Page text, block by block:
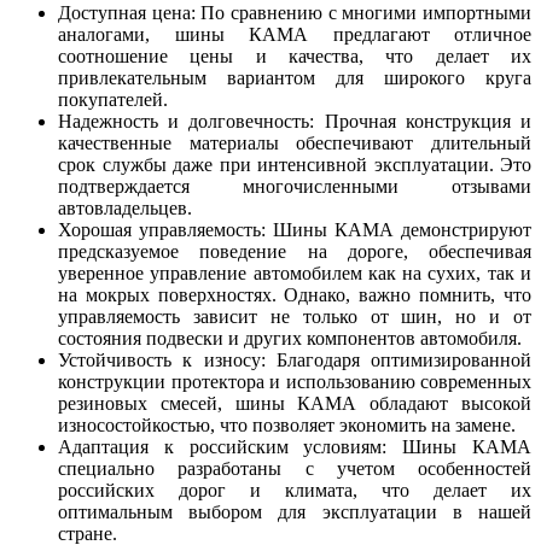
Доступная цена: По сравнению с многими импортными
аналогами, шины КАМА предлагают отличное
соотношение цены и качества, что делает их
привлекательным вариантом для широкого круга
покупателей.
Надежность и долговечность: Прочная конструкция и
качественные материалы обеспечивают длительный
срок службы даже при интенсивной эксплуатации. Это
подтверждается многочисленными отзывами
автовладельцев.
Хорошая управляемость: Шины КАМА демонстрируют
предсказуемое поведение на дороге, обеспечивая
уверенное управление автомобилем как на сухих, так и
на мокрых поверхностях. Однако, важно помнить, что
управляемость зависит не только от шин, но и от
состояния подвески и других компонентов автомобиля.
Устойчивость к износу: Благодаря оптимизированной
конструкции протектора и использованию современных
резиновых смесей, шины КАМА обладают высокой
износостойкостью, что позволяет экономить на замене.
Адаптация к российским условиям: Шины КАМА
специально разработаны с учетом особенностей
российских дорог и климата, что делает их
оптимальным выбором для эксплуатации в нашей
стране.